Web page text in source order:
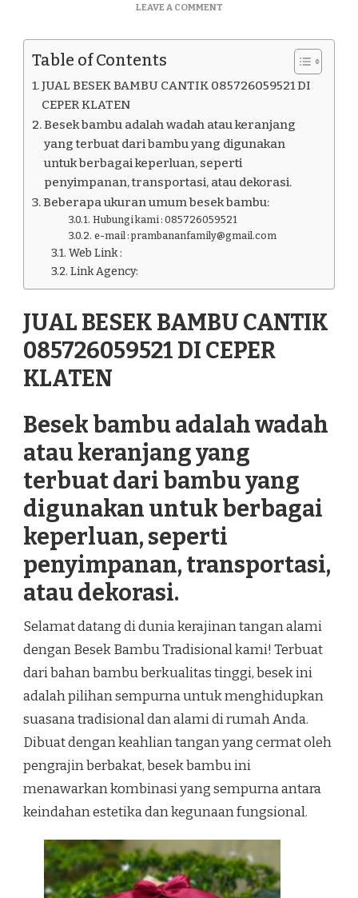
LEAVE A COMMENTON
BESEK
085726059521
KLATEN
Table of Contents
JUAL BESEK BAMBU CANTIK 085726059521 DI
CEPER KLATEN
Besek bambu adalah wadah atau keranjang
yang terbuat dari bambu yang digunakan
untuk berbagai keperluan, seperti
penyimpanan, transportasi, atau dekorasi.
Beberapa ukuran umum besek bambu:
Hubungi kami : 085726059521
e-mail : prambananfamily@gmail.com
Web Link :
Link Agency:
JUAL BESEK BAMBU CANTIK
085726059521 DI CEPER
KLATEN
Besek bambu adalah wadah
atau keranjang yang
terbuat dari bambu yang
digunakan untuk berbagai
keperluan, seperti
penyimpanan, transportasi,
atau dekorasi.
Selamat datang di dunia kerajinan tangan alami
dengan Besek Bambu Tradisional kami! Terbuat
dari bahan bambu berkualitas tinggi, besek ini
adalah pilihan sempurna untuk menghidupkan
suasana tradisional dan alami di rumah Anda.
Dibuat dengan keahlian tangan yang cermat oleh
pengrajin berbakat, besek bambu ini
menawarkan kombinasi yang sempurna antara
keindahan estetika dan kegunaan fungsional.